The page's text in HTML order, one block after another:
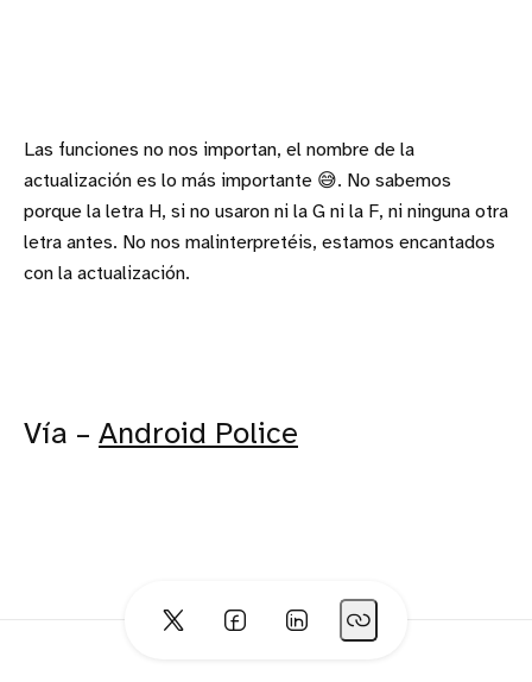
Las funciones no nos importan, el nombre de la
actualización es lo más importante 😅. No sabemos
porque la letra H, si no usaron ni la G ni la F, ni ninguna otra
letra antes. No nos malinterpretéis, estamos encantados
con la actualización.
Vía – Android Police